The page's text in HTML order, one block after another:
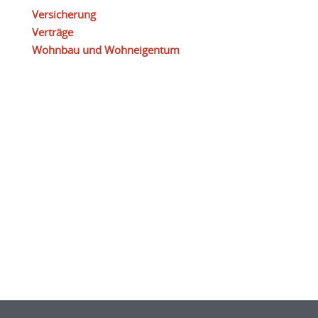
Versicherung
Verträge
Wohnbau und Wohneigentum